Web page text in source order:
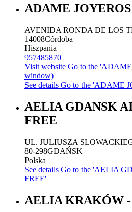
ADAME JOYEROS
AVENIDA RONDA DE LOS
14008Córdoba
Hiszpania
957485870
Visit website Go to the
window)
See details Go to the 'ADAME
AELIA GDANSK
FREE
UL. JULIUSZA
80-298GDAŃSK
Polska
See details Go to the 'AELIA
FREE'
AELIA KRAKÓW